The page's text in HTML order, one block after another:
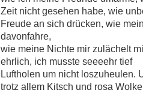
Zeit nicht gesehen habe, wie
Freude an sich drücken, wie
davonfahre,
wie meine Nichte mir zulächelt
ehrlich, ich musste seeeehr tief
Luftholen um nicht loszuheulen.
trotz allem Kitsch und rosa